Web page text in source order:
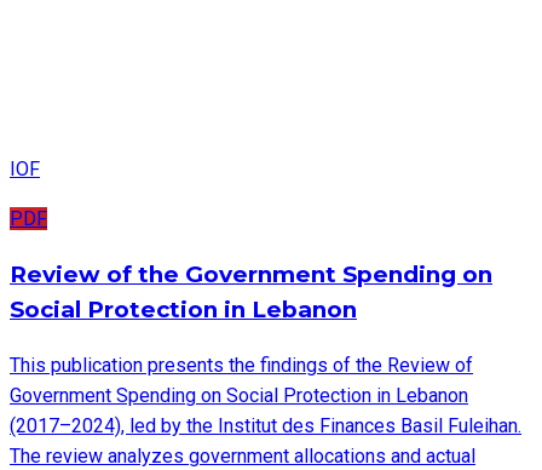
IOF
PDF
Review of the Government Spending on
Social Protection in Lebanon
This publication presents the findings of the Review of
Government Spending on Social Protection in Lebanon
(2017–2024), led by the Institut des Finances Basil Fuleihan.
The review analyzes government allocations and actual